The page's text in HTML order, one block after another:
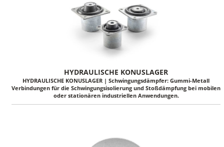
HYDRAULISCHE KONUSLAGER
HYDRAULISCHE KONUSLAGER | Schwingungsdämpfer: Gummi-Metall
Verbindungen für die Schwingungsisolierung und Stoßdämpfung bei mobilen
oder stationären industriellen Anwendungen.